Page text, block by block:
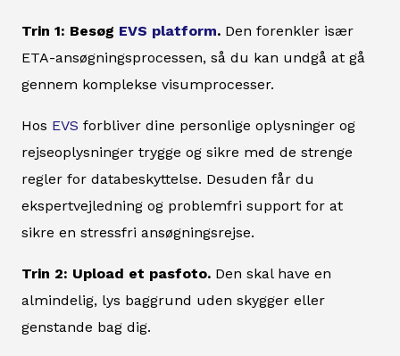
Trin 1: Besøg EVS platform. Den forenkler især
ETA-ansøgningsprocessen, så du kan undgå at gå
gennem komplekse visumprocesser.
Hos EVS forbliver dine personlige oplysninger og
rejseoplysninger trygge og sikre med de strenge
regler for databeskyttelse. Desuden får du
ekspertvejledning og problemfri support for at
sikre en stressfri ansøgningsrejse.
Trin 2: Upload et pasfoto. Den skal have en
almindelig, lys baggrund uden skygger eller
genstande bag dig.